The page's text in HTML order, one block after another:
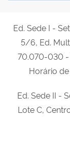
Ed. Sede I -
5/6, Ed.
70.070-030 -
Horário
Ed. Sede II -
Lote C,